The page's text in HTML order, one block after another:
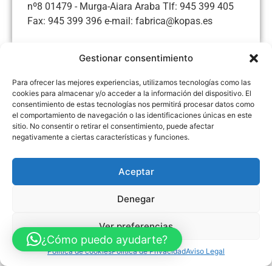
Gestionar consentimiento
Para ofrecer las mejores experiencias, utilizamos tecnologías como las
cookies para almacenar y/o acceder a la información del dispositivo. El
consentimiento de estas tecnologías nos permitirá procesar datos como
el comportamiento de navegación o las identificaciones únicas en este
sitio. No consentir o retirar el consentimiento, puede afectar
negativamente a ciertas características y funciones.
Aceptar
Denegar
Ver preferencias
Política de cookiesPolítica de PrivacidadAviso Legal
nº8 01479 - Murga-Aiara Araba Tlf: 945 399 405
Fax: 945 399 396 e-mail: fabrica@kopas.es
Aviso Legal Política de Privacidad Política de Cookies
Accesibilidad
Mapa web
FINANCIADO POR LA UNIÓN EUROPEA CON EL PROGRAMA KIT
DIGITAL POR LOS FONDOS NEXT GENERATION (EU) DEL
MECANISMO DE RECUPERACIÓN Y RESILENCIA
¿Cómo puedo ayudarte?